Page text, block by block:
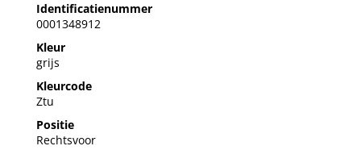
Identificatienummer
0001348912
Kleur
grijs
Kleurcode
Ztu
Positie
Rechtsvoor